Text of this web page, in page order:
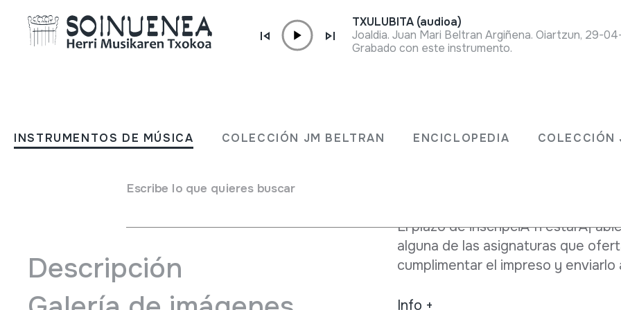
INSTRUMENTOS DE MÚSICA COLECCIÓN JM BELTRAN ENCICLOPEDIA COLECCIÓN
Escribe lo que quieres buscar
TXULUBITA (audioa)
Joaldia. Juan Mari Beltran Argiñena. Oiartzun, 29-
Grabado con este instrumento.
Oiartzungo HM Eskola en el
Descripción
Oiartzungo HM Eskola y quien lo
El plazo de inscripciÃ³n estarÃ¡
alguna de las asignaturas que
cumplimentar el impreso y enviarlo
Info +